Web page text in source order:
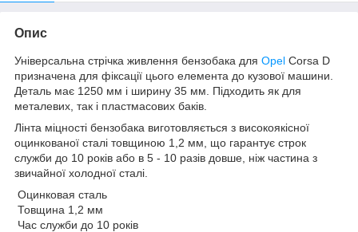
Опис
Універсальна стрічка живлення бензобака для Opel Corsa D
призначена для фіксації цього елемента до кузової машини.
Деталь має 1250 мм і ширину 35 мм. Підходить як для
металевих, так і пластмасових баків.
Лінта міцності бензобака виготовляється з високоякісної
оцинкованої сталі товщиною 1,2 мм, що гарантує строк
служби до 10 років або в 5 - 10 разів довше, ніж частина з
звичайної холодної сталі.
Оцинковая сталь
Товщина 1,2 мм
Час служби до 10 років